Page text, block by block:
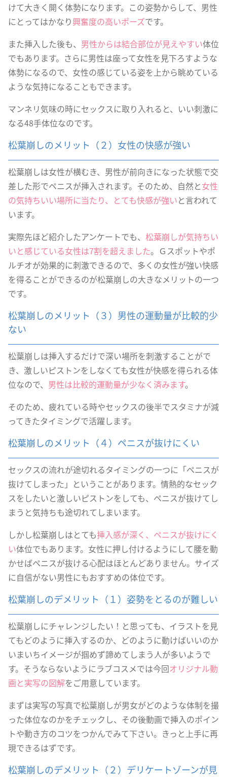
けて大きく開く体勢になります。この姿勢からして、男性
にとってはかなり興奮度の高いポーズです。
また挿入した後も、 男性からは結合部位が見えやすい体位
でもあります。さらに男性は座って女性を見下ろすような
体勢になるので、女性の感じている姿を上から眺めている
ような気持になることもできます。
マンネリ気味の時にセックスに取り入れると、いい刺激に
なる48手体位なのです。
松葉崩しのメリット（２）女性の快感が強い
松葉崩しは女性が横むき、男性が前向きになった状態で交
差した形でペニスが挿入されます。そのため、自然と女性
の気持ちいい場所に当たり、とても快感が強いと言われて
います。
実際先ほど紹介したアンケートでも、 松葉崩しが気持ちい
いと感じている女性は7割を超えました。Ｇスポットやポ
ルチオが効果的に刺激できるので、多くの女性が強い快感
を得ることができるのが松葉崩しの大きなメリットの一つ
です。
松葉崩しのメリット（３）男性の運動量が比較的少
ない
松葉崩しは挿入するだけで深い場所を刺激することがで
き、激しいピストンをしなくても女性が快感を得られる体
位なので、 男性は比較的運動量が少なく済みます。
そのため、疲れている時やセックスの後半でスタミナが減
ってきたタイミングで活躍します。
松葉崩しのメリット（４）ペニスが抜けにくい
セックスの流れが途切れるタイミングの一つに「ペニスが
抜けてしまった」ということがあります。情熱的なセック
スをしたいと激しいピストンをしても、ペニスが抜けてし
まうと気持ちも途切れてしまいます。
しかし松葉崩しはとても挿入感が深く、ペニスが抜けにく
い体位でもあります。女性に押し付けるようにして腰を動
かせばペニスが抜ける心配はほとんどありません。サイズ
に自信がない男性にもおすすめの体位です。
松葉崩しのデメリット（１）姿勢をとるのが難しい
松葉崩しにチャレンジしたい！と思っても、イラストを見
てもどのように挿入するのか、どのように動けばいいのか
いまいちイメージが掴めず諦めてしまう人が多いようで
す。そうならないようにラブコスメでは今回オリジナル動
画と実写の図解をご用意しています。
まずは実写の写真で松葉崩しが男女がどのような体制を撮
った体位なのかをチェックし、その後動画で挿入のポイン
トや動き方のコツをつかんでみて下さい。きっと上手に再
現できるはずです。
松葉崩しのデメリット（２）デリケートゾーンが見